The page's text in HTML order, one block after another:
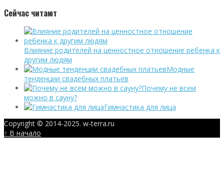
Сейчас читают
Влияние родителей на ценностное отношение ребенка к
другим людям
Модные
тенденции свадебных платьев
Почему не всем
можно в сауну?
Гимнастика для лица
Copyright © 2014-2025. w-terra.ru
↑ В начало